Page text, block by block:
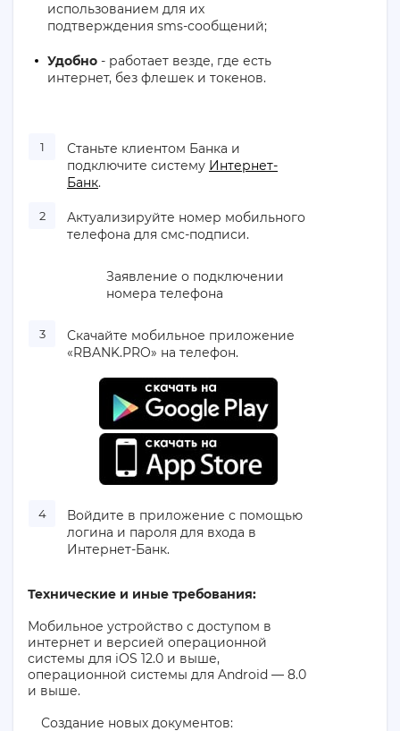
использованием для их
подтверждения sms-сообщений;
Удобно - работает везде, где есть
интернет, без флешек и токенов.
Станьте клиентом Банка и
подключите систему Интернет-
Банк.
Актуализируйте номер мобильного
телефона для смс-подписи.
Заявление о подключении
номера телефона
Скачайте мобильное приложение
«RBANK.PRO» на телефон.
Войдите в приложение с помощью
логина и пароля для входа в
Интернет-Банк.
Технические и иные требования:
Мобильное устройство с доступом в
интернет и версией операционной
системы для iOS 12.0 и выше,
операционной системы для Android — 8.0
и выше.
Создание новых документов: